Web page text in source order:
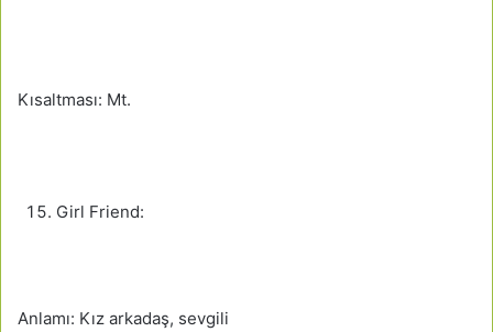
Kısaltması: Mt.
Girl Friend:
Anlamı: Kız arkadaş, sevgili